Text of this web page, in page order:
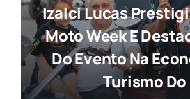
Izalci Lucas
Moto Week E
Do Evento Na
Turismo Do